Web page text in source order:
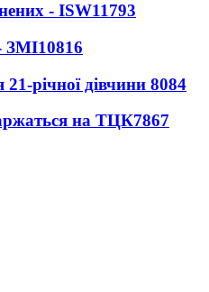
- ISW11793
ЗМІ10816
річної дівчини 8084
на ТЦК7867